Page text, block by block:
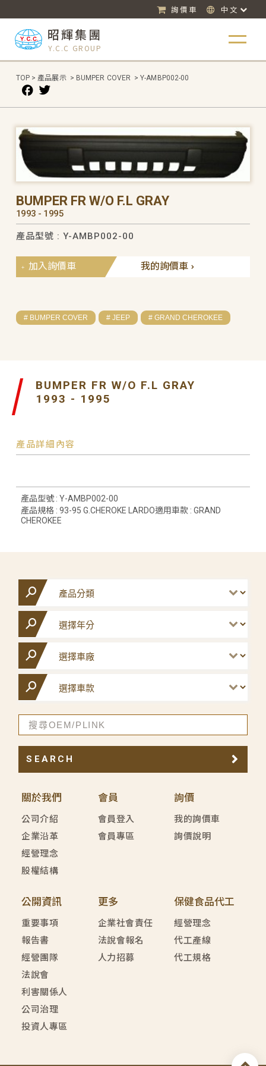
詢價車 中文
昭輝集團
Y.C.C GROUP
TOP > 產品展示 > BUMPER COVER > Y-AMBP002-00
BUMPER FR W/O F.L GRAY
1993 - 1995
產品型號 : Y-AMBP002-00
我的詢價車
加入詢價車
# BUMPER COVER # JEEP # GRAND CHEROKEE
BUMPER FR W/O F.L GRAY
1993 - 1995
產品詳細內容
產品型號 : Y-AMBP002-00
產品規格 : 93-95 G.CHEROKE LARDO適用車款 : GRAND
CHEROKEE
關於我們
公司介紹
企業沿革
經營理念
股權結構
會員
會員登入
會員專區
詢價
我的詢價車
詢價說明
公開資訊
重要事項
報告書
經營團隊
法說會
利害關係人
公司治理
投資人專區
更多
企業社會責任
法說會報名
人力招募
保健食品代工
經營理念
代工產線
代工規格
SEARCH